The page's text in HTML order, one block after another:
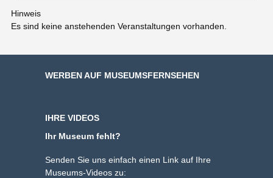
Hinweis
Es sind keine anstehenden Veranstaltungen vorhanden.
WERBEN AUF MUSEUMSFERNSEHEN
IHRE VIDEOS
Ihr Museum fehlt?
Senden Sie uns einfach einen Link auf Ihre
Museums-Videos zu: